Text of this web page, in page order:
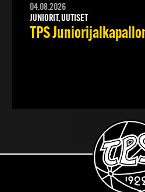
04.08.2026
JUNIORIT, UUTISET
TPS